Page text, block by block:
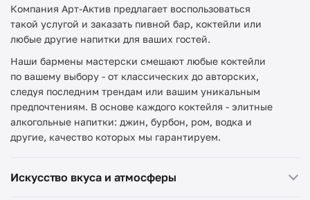
Компания Арт-Актив предлагает воспользоваться
такой услугой и заказать пивной бар, коктейли или
любые другие напитки для ваших гостей.
Наши бармены мастерски смешают любые коктейли
по вашему выбору - от классических до авторских,
следуя последним трендам или вашим уникальным
предпочтениям. В основе каждого коктейля - элитные
алкогольные напитки: джин, бурбон, ром, водка и
другие, качество которых мы гарантируем.
Искусство вкуса и атмосферы